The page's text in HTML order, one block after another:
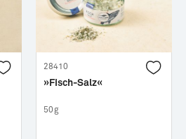
28410
»Fisch-Salz«
50g